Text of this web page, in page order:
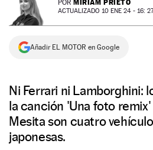
NEWSLETTER
SÍGUENOS
POR MIRIAM PRIETO
ACTUALIZADO 10 ENE 24 - 16: 27
Añadir EL MOTOR en Google
Ni Ferrari ni Lamborghini:
la canción 'Una foto
Mesita son cuatro
japonesas.